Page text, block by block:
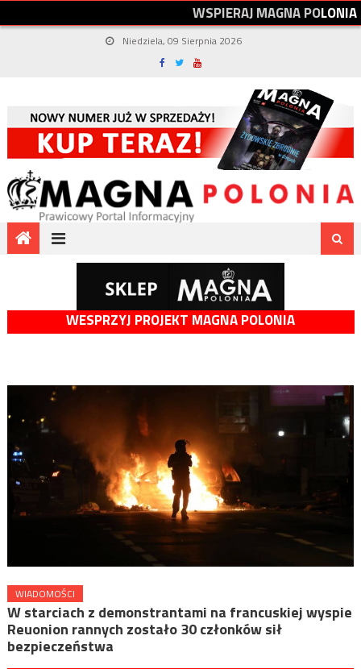
WSPIERAJMAGNAPOLONIA
Niedziela, 09 Sierpnia 2026
WESPRZYJ PROJEKT MAGNA POLONIA
WIADOMOŚCI
W starciach z demonstrantami na francuskiej wyspie
Reuonion rannych zostało 30 członków sił
bezpieczeństwa